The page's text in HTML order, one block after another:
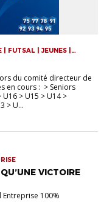
FUTSAL | JEUNES |
du comité directeur de
en cours : > Seniors
U16 > U15 > U14 >
> U...
VICTOIRE
100%